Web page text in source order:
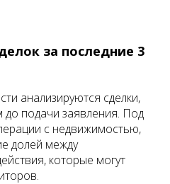
за последние 3
анализируются сделки,
подачи заявления. Под
с недвижимостью,
долей между
которые могут